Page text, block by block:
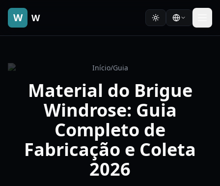
W W
Início/Guia
Material do Brigue
Windrose: Guia
Completo de
Fabricação e Coleta
2026